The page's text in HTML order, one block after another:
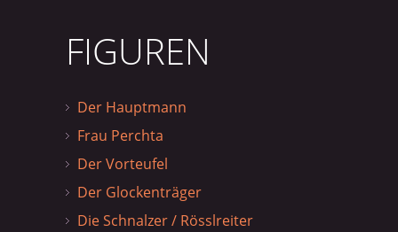
FIGUREN
Der Hauptmann
Frau Perchta
Der Vorteufel
Der Glockenträger
Die Schnalzer / Rösslreiter